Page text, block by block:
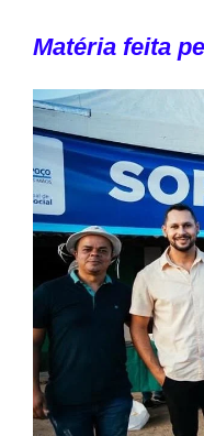
Matéria feita